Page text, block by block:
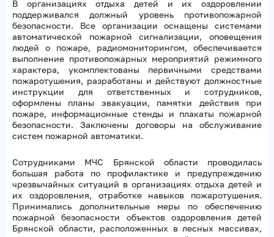
В организациях отдыха детей и их оздоровлении
поддерживался должный уровень противопожарной
безопасности. Все организации оснащены системами
автоматической пожарной сигнализации, оповещения
людей о пожаре, радиомониторингом, обеспечивается
выполнение противопожарных мероприятий режимного
характера, укомплектованы первичными средствами
пожаротушения, разработаны и действуют должностные
инструкции для ответственных и сотрудников,
оформлены планы эвакуации, памятки действия при
пожаре, информационные стенды и плакаты пожарной
безопасности. Заключены договоры на обслуживание
систем пожарной автоматики.
Сотрудниками МЧС Брянской области проводилась
большая работа по профилактике и предупреждению
чрезвычайных ситуаций в организациях отдыха детей и
их оздоровления, отработке навыков пожаротушения.
Принимались дополнительные меры по обеспечению
пожарной безопасности объектов оздоровления детей
Брянской области, расположенных в лесных массивах,